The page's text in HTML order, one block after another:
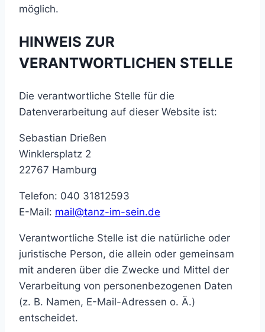
möglich.
HINWEIS ZUR
VERANTWORTLICHEN STELLE
Die verantwortliche Stelle für die
Datenverarbeitung auf dieser Website ist:
Sebastian Drießen
Winklersplatz 2
22767 Hamburg
Telefon: 040 31812593
E-Mail: mail@tanz-im-sein.de
Verantwortliche Stelle ist die natürliche oder
juristische Person, die allein oder gemeinsam
mit anderen über die Zwecke und Mittel der
Verarbeitung von personenbezogenen Daten
(z. B. Namen, E-Mail-Adressen o. Ä.)
entscheidet.